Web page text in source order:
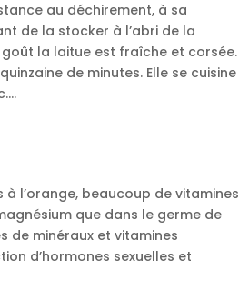
au déchirement, à sa
de la stocker à l’abri de la
la laitue est fraîche et corsée.
de minutes. Elle se cuisine
à l’orange, beaucoup de vitamines
que dans le germe de
de minéraux et vitamines
d’hormones sexuelles et